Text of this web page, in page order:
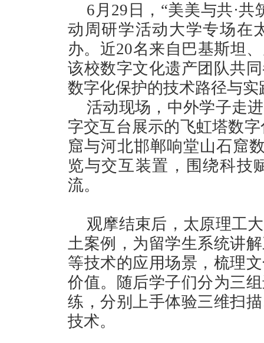
6月29日，“美美与共·
动周研学活动大学专场在
办。近20名来自巴基斯坦
该校数字文化遗产团队共
数字化保护的技术路径与实
活动现场，中外学子走
字交互台展示的飞虹塔数
窟与河北邯郸响堂山石窟
览与交互装置，围绕科技
流。
观摩结束后，太原理工
土案例，为留学生系统讲
等技术的应用场景，梳理
价值。随后学子们分为三
练，分别上手体验三维扫
技术。